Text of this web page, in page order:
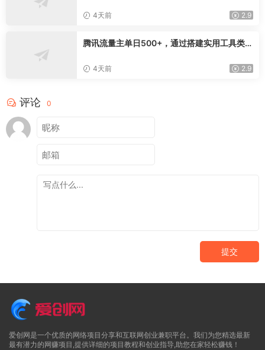
交完整获客链路
4天前 2.9
腾讯流量主单日500+，通过搭建实用工具类小
4天前 2.9
评论 0
提交
爱创网是一个优质的网络项目分享和互联网创业兼职平台。我们为您精选最新
最有潜力的网赚项目,提供详细的项目教程和创业指导,助您在家轻松赚钱！